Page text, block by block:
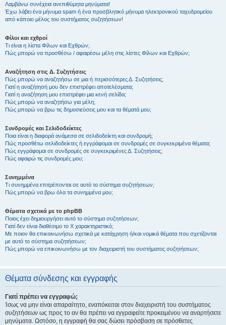
Λαμβάνω συνέχεια ανεπιθύμητα μηνύματα!
Έχω λάβει ένα μήνυμα spam ή ένα προσβλητικό μήνυμα ηλεκτρονικού ταχυδρομείου
από κάποιο μέλος του συστήματος συζητήσεων!
Φίλοι και εχθροί
Τι είναι η λίστα Φίλων και Εχθρών;
Πώς μπορώ να προσθέσω / αφαιρέσω μέλη στις λίστες Φίλων και Εχθρών;
Αναζήτηση στις Δ. Συζητήσεις
Πώς μπορώ να αναζητήσω σε μια ή περισσότερες Δ. Συζητήσεις;
Γιατί η αναζήτησή μου δεν επιστρέφει αποτελέσματα;
Γιατί η αναζήτηση μου επιστρέφει μια κενή σελίδα;
Πώς μπορώ να αναζητήσω για μέλη;
Πώς μπορώ να βρω τις δημοσιεύσεις μου και τα θέματά μου;
Συνδρομές και Σελιδοδείκτες
Ποια είναι η διαφορά ανάμεσα σε σελιδοδείκτη και συνδρομή;
Πώς προσθέτω σελιδοδείκτες ή εγγράφομαι σε συνδρομές σε συγκεκριμένα θέματα;
Πώς εγγράφομαι σε συνδρομές σε συγκεκριμένες Δ. Συζητήσεις;
Πώς αφαιρώ τις συνδρομές μου;
Συνημμένα
Τι συνημμένα επιτρέπονται σε αυτό το σύστημα συζητήσεων;
Πώς μπορώ να βρω όλα τα συνημμένα μου;
Θέματα σχετικά με το phpBB
Ποιος έχει δημιουργήσει αυτό το σύστημα συζητήσεων;
Γιατί δεν είναι διαθέσιμο το Χ χαρακτηριστικό;
Με ποιον θα επικοινωνήσω σχετικά με κατάχρηση ή/και νομικά θέματα που σχετίζονται
με αυτό το σύστημα συζητήσεων;
Πώς μπορώ να επικοινωνήσω με τον διαχειριστή του συστήματος συζητήσεων;
Θέματα σύνδεσης και εγγραφής
Γιατί πρέπει να εγγραφώ;
Ίσως να μην είναι απαραίτητο, εναπόκειται στον διαχειριστή του συστήματος
συζητήσεων ως προς το αν θα πρέπει να εγγραφείτε προκειμένου να αναρτήσετε
μηνύματα. Ωστόσο, η εγγραφή θα σας δώσει πρόσβαση σε πρόσθετες